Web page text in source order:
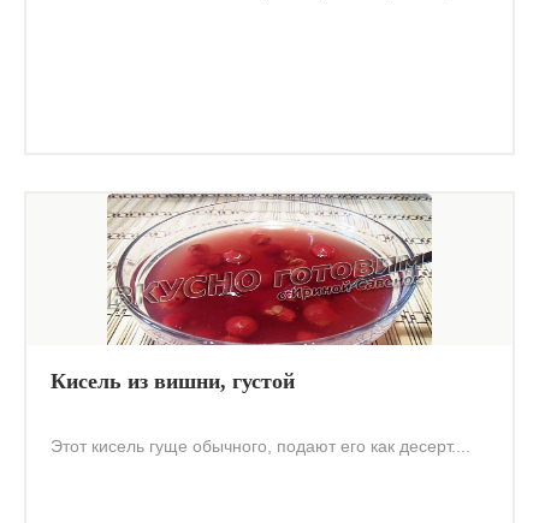
Кисель из вишни, густой
Этот кисель гуще обычного, подают его как десерт....